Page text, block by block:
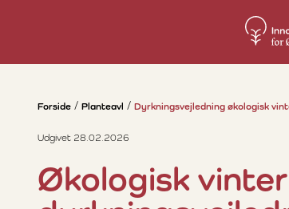
Forside Planteavl Dyrkningsvejledning økologisk
Udgivet 28.02.2026
Økologisk